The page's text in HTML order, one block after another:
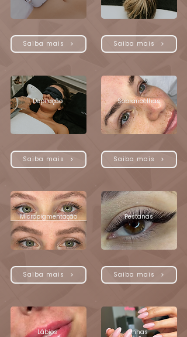
Saiba mais
Depilação
Saiba mais
Micropigmentação
Saiba mais
Lábios
Saiba mais
Sobrancelhas
Saiba mais
Pestanas
Saiba mais
Unhas